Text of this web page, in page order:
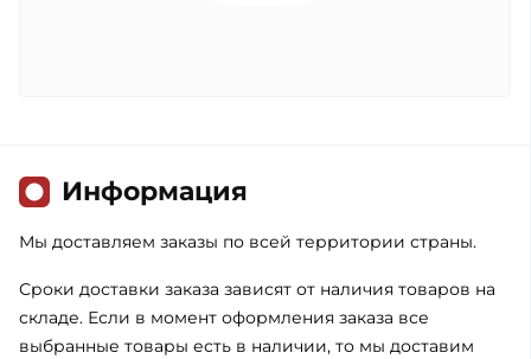
Информация
Мы доставляем заказы по всей территории страны.
Сроки доставки заказа зависят от наличия товаров на
складе. Если в момент оформления заказа все
выбранные товары есть в наличии, то мы доставим